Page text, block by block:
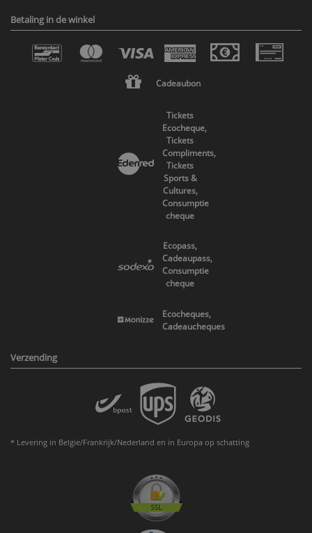
Betaling in de winkel
Cadeaubon
Tickets
Ecocheque,
Tickets
Compliments,
Tickets
Sports &
Cultures,
Consumptie
cheque
Ecopass,
Cadeaupass,
Consumptie
cheque
Ecocheques,
Cadeaucheques
Verzending
* Levering in Belgie/Frankrijk/Nederland en in Europa op schatting